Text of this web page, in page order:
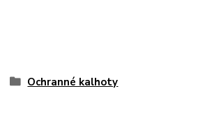
Ochranné kalhoty